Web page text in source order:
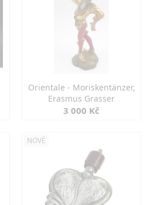
Orientale - Moriskentänzer,
Erasmus Grasser
3 000 Kč
NOVÉ